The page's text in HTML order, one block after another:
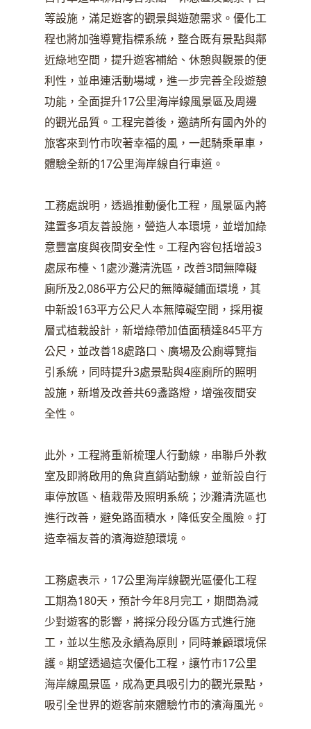
等設施，滿足遊客的觀景與遊憩需求。優化工
程也將加強導覽指標系統，整合既有景點與鄰
近綠地空間，提升遊客補給、休憩與觀景的便
利性，並串連活動場域，進一步完善全段遊憩
功能，全面提升17公里海岸線風景區及周邊
的觀光品質。工程完善後，邀請所有國內外的
旅客來到竹市吹著幸福的風，一起騎乘單車，
體驗全新的17公里海岸線自行車道。
工務處說明，透過推動優化工程，風景區內將
建置多項友善設施，營造人本環境，並增加綠
意豐富度與夜間安全性。工程內容包括增設3
處尿布檯、1處沙灘清洗區，改善3間無障礙
廁所及2,086平方公尺的無障礙鋪面環境，其
中新設163平方公尺人本無障礙空間，採用複
層式植栽設計，新增綠帶加值面積達845平方
公尺，並改善18處路口、廣場及公廁導覽指
引系統，同時提升3處景點與4座廁所的照明
設施，新增及改善共69盞路燈，增強夜間安
全性。
此外，工程將重新梳理人行動線，串聯戶外教
室及即將啟用的魚貨直銷站動線，並新設自行
車停放區、植栽帶及照明系統；沙灘清洗區也
進行改善，避免路面積水，降低安全風險。打
造幸福友善的濱海遊憩環境。
工務處表示，17公里海岸線觀光區優化工程
工期為180天，預計今年8月完工，期間為減
少對遊客的影響，將採分段分區方式進行施
工，並以生態及永續為原則，同時兼顧環境保
護。期望透過這次優化工程，讓竹市17公里
海岸線風景區，成為更具吸引力的觀光景點，
吸引全世界的遊客前來體驗竹市的濱海風光。